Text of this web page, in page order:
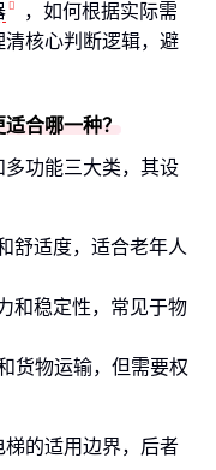
，如何根据实际需
核心判断逻辑，避
合哪一种？
功能三大类，其设
舒适度，适合老年人
和稳定性，常见于物
货物运输，但需要权
的适用边界，后者